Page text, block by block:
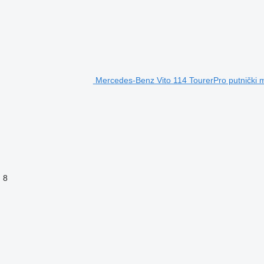
Mercedes-Benz Vito 114 TourerPro putnički
8